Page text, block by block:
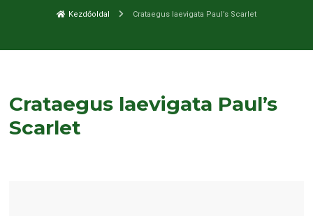
Kezdőoldal Crataegus laevigata Paul’s Scarlet
Crataegus laevigata Paul’s
Scarlet